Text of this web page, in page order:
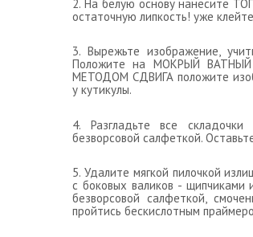
2. На белую основу нанесите
остаточную липкость! уже
3. Вырежьте изображение,
Положите на МОКРЫЙ
МЕТОДОМ СДВИГА положите
у кутикулы.
4. Разгладьте все
безворсовой салфеткой.
5. Удалите мягкой пилочкой
с боковых валиков - щипчиками
безворсовой салфеткой,
пройтись бескислотным